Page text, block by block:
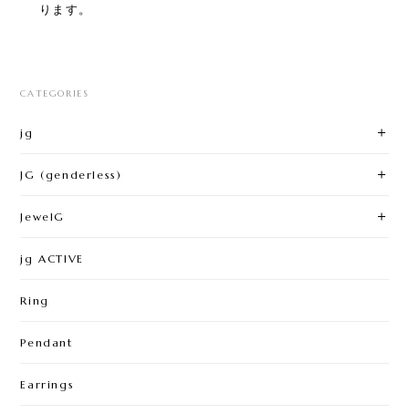
ります。
CATEGORIES
jg
JG (genderless)
JewelG
jg ACTIVE
Ring
Pendant
Earrings